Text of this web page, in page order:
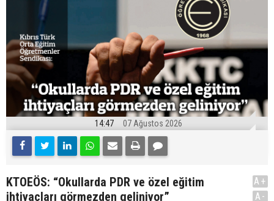
14:47 07 Ağustos 2026
KTOEÖS: “Okullarda PDR ve özel eğitim
ihtiyaçları görmezden geliniyor”
A+
A-